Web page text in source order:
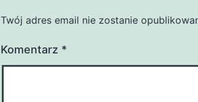
Twój adres email nie zostanie
Komentarz *